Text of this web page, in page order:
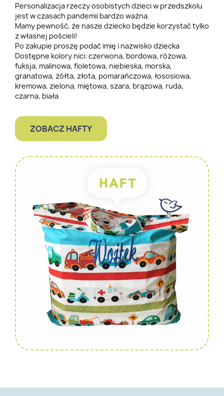
Personalizacja rzeczy osobistych dzieci w przedszkolu
jest w czasach pandemii bardzo ważna.
Mamy pewność, że nasze dziecko będzie korzystać tylko
z własnej pościeli!
Po zakupie proszę podać imię i nazwisko dziecka
Dostępne kolory nici: czerwona, bordowa, różowa,
fuksja, malinowa, fioletowa, niebieska, morska,
granatowa, żółta, złota, pomarańczowa, łososiowa,
kremowa, zielona, miętowa, szara, brązowa, ruda,
czarna, biała
ZOBACZ HAFTY